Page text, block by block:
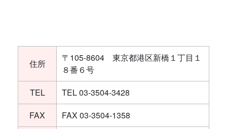
住所
〒105-8604 東京都港区新橋１丁目１
８番６号
TEL
TEL 03-3504-3428
FAX
FAX 03-3504-1358